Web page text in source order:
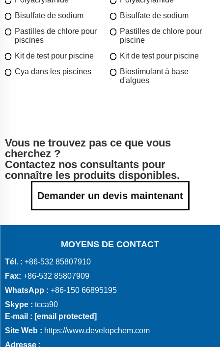
Bisulfate de sodium
Bisulfate de sodium
Pastilles de chlore pour
piscines
Pastilles de chlore pour
piscine
Kit de test pour piscine
Kit de test pour piscine
Cya dans les piscines
Biostimulant à base
d'algues
Vous ne trouvez pas ce que vous
cherchez ?
Contactez nos consultants pour
connaître les produits disponibles.
Demander un devis maintenant
MOYENS DE CONTACT
Tél. : +86-532 85807910
Fax: +86-532 85807909
WhatsApp : +86-150 66895195
Skype : tcca90
E-mail : [email protected]
Site Web : https://www.developchem.com
Adresse :